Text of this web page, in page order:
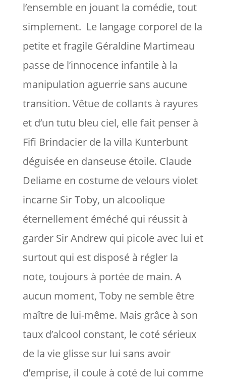
l’ensemble en jouant la comédie, tout
simplement. Le langage corporel de la
petite et fragile Géraldine Martimeau
passe de l’innocence infantile à la
manipulation aguerrie sans aucune
transition. Vêtue de collants à rayures
et d’un tutu bleu ciel, elle fait penser à
Fifi Brindacier de la villa Kunterbunt
déguisée en danseuse étoile. Claude
Deliame en costume de velours violet
incarne Sir Toby, un alcoolique
éternellement éméché qui réussit à
garder Sir Andrew qui picole avec lui et
surtout qui est disposé à régler la
note, toujours à portée de main. A
aucun moment, Toby ne semble être
maître de lui-même. Mais grâce à son
taux d’alcool constant, le coté sérieux
de la vie glisse sur lui sans avoir
d’emprise, il coule à coté de lui comme